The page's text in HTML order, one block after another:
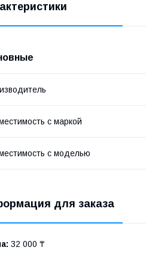
с маркой
с моделью
для заказа
32 000 ₸